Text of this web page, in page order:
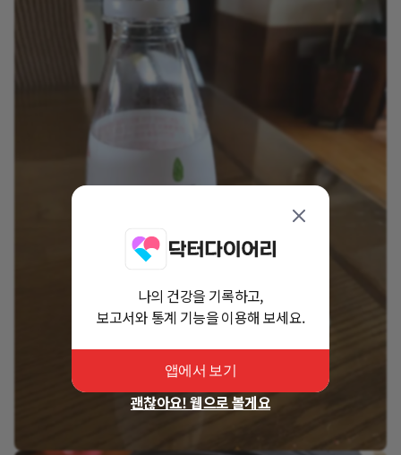
나의 건강을 기록하고,
보고서와 통계 기능을 이용해 보세요.
앱에서 보기
괜찮아요! 웹으로 볼게요